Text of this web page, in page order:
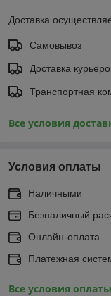
Доставка
Самовывоз
Доставка
Транспортная
Все условия
Условия оплаты
Наличными
Безналичный
Онлайн-оплата
Платежная
Все условия оплаты